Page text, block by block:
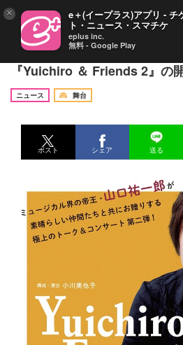
山口祐一郎がおくる、極上の
『Yuichiro ＆ Friends 2』の
ニュース
舞台
ポスト シェア 送る
× e＋(イープラス)アプリ - チ
ト・ニュース・スマチケ
eplus inc.
無料 - Google Play